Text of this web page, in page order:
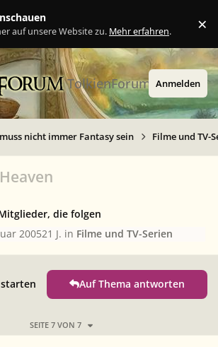
auf unsere Website zu. Mehr erfahren. ×
TolkienForum Anmelden
muss nicht immer Fantasy sein Filme und TV-
die folgen
200521 J. in Filme und TV-Serien
Auf Thema antworten
SEITE 7 VON 7